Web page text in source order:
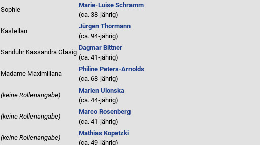
Sophie
Marie-Luise Schramm
(ca. 38‑jährig)
Kastellan
Jürgen Thormann
(ca. 94‑jährig)
Sanduhr Kassandra Glasig
Dagmar Bittner
(ca. 41‑jährig)
Madame Maximiliana
Philine Peters-Arnolds
(ca. 68‑jährig)
(keine Rollenangabe)
Marlen Ulonska
(ca. 44‑jährig)
(keine Rollenangabe)
Marco Rosenberg
(ca. 41‑jährig)
(keine Rollenangabe)
Mathias Kopetzki
(ca. 49‑jährig)